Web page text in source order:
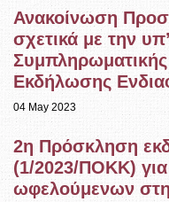
Ανακοίνωση
σχετικά με την
Εκδήλωσης
04 May 2023
2η Πρόσκληση
(1/2023/ΠΟΚΚ)
ωφελούμενων